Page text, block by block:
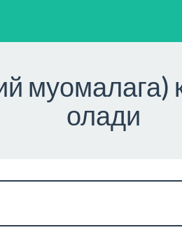
муомалага)
олади